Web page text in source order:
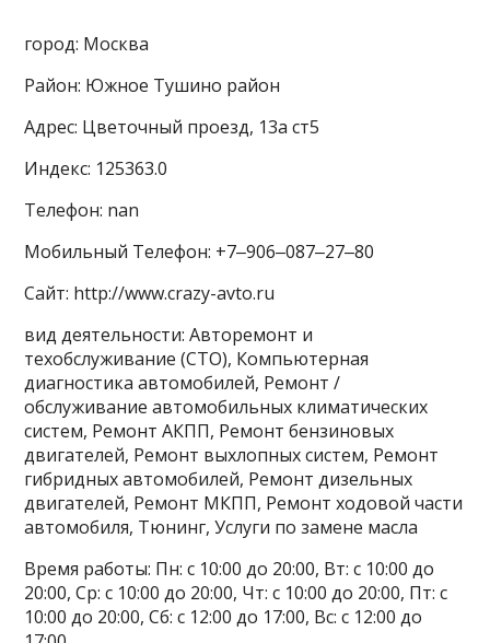
город: Москва
Район: Южное Тушино район
Адрес: Цветочный проезд, 13а ст5
Индекс: 125363.0
Телефон: nan
Мобильный Телефон: +7‒906‒087‒27‒80
Сайт: http://www.crazy-avto.ru
вид деятельности: Авторемонт и
техобслуживание (СТО), Компьютерная
диагностика автомобилей, Ремонт /
обслуживание автомобильных климатических
систем, Ремонт АКПП, Ремонт бензиновых
двигателей, Ремонт выхлопных систем, Ремонт
гибридных автомобилей, Ремонт дизельных
двигателей, Ремонт МКПП, Ремонт ходовой части
автомобиля, Тюнинг, Услуги по замене масла
Время работы: Пн: с 10:00 до 20:00, Вт: с 10:00 до
20:00, Ср: с 10:00 до 20:00, Чт: с 10:00 до 20:00, Пт: с
10:00 до 20:00, Сб: с 12:00 до 17:00, Вс: с 12:00 до